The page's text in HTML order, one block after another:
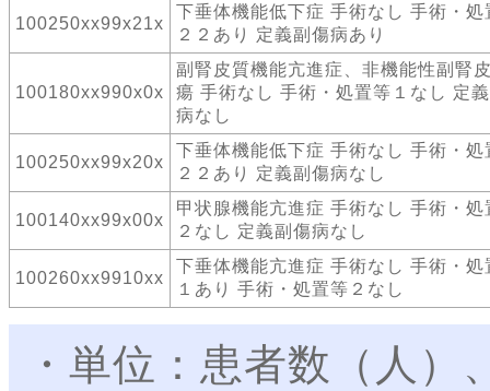
100250xx99x21x
下垂体機能低下症 手術なし 手術・処
２２あり 定義副傷病あり
100180xx990x0x
副腎皮質機能亢進症、非機能性副腎
瘍 手術なし 手術・処置等１なし 定
病なし
100250xx99x20x
下垂体機能低下症 手術なし 手術・処
２２あり 定義副傷病なし
100140xx99x00x
甲状腺機能亢進症 手術なし 手術・処
２なし 定義副傷病なし
100260xx9910xx
下垂体機能亢進症 手術なし 手術・処
１あり 手術・処置等２なし
・単位：患者数（人